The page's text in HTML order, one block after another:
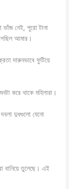
নেই, পুরো টানা
আমার।
দারুনভাবে ফুটিয়ে
করে থাকে মহিলারা।
দুধগুলো যেনো
বানিয়ে তুলেছে। এই